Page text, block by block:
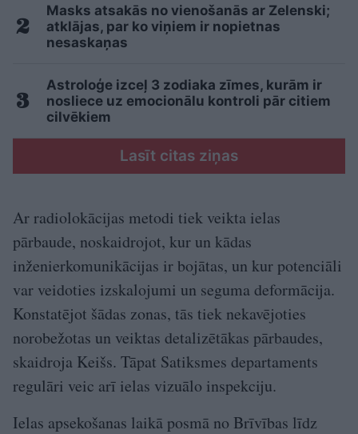
Masks atsakās no vienošanās ar Zelenski;
atklājas, par ko viņiem ir nopietnas
nesaskaņas
Astroloģe izceļ 3 zodiaka zīmes, kurām ir
nosliece uz emocionālu kontroli pār citiem
cilvēkiem
Lasīt citas ziņas
Ar radiolokācijas metodi tiek veikta ielas
pārbaude, noskaidrojot, kur un kādas
inženierkomunikācijas ir bojātas, un kur potenciāli
var veidoties izskalojumi un seguma deformācija.
Konstatējot šādas zonas, tās tiek nekavējoties
norobežotas un veiktas detalizētākas pārbaudes,
skaidroja Keišs. Tāpat Satiksmes departaments
regulāri veic arī ielas vizuālo inspekciju.
Ielas apsekošanas laikā posmā no Brīvības līdz